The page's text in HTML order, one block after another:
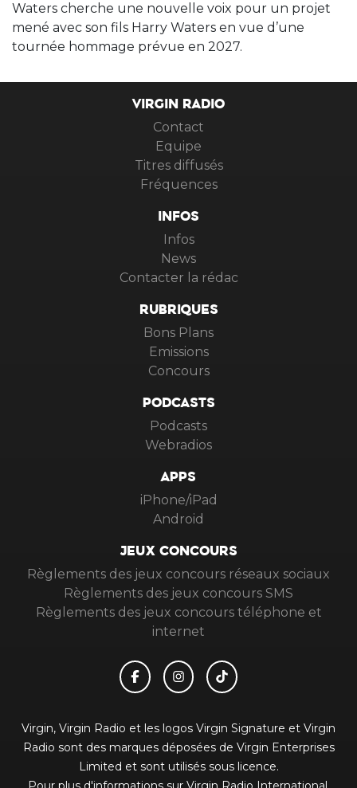
Waters cherche une nouvelle voix pour un projet
mené avec son fils Harry Waters en vue d’une
tournée hommage prévue en 2027.
VIRGIN RADIO
Contact
Equipe
Titres diffusés
Fréquences
INFOS
Infos
News
Contacter la rédac
RUBRIQUES
Bons Plans
Emissions
Concours
PODCASTS
Podcasts
Webradios
APPS
iPhone/iPad
Android
JEUX CONCOURS
Règlements des jeux concours réseaux sociaux
Règlements des jeux concours SMS
Règlements des jeux concours téléphone et
internet
Virgin, Virgin Radio et les logos Virgin Signature et Virgin
Radio sont des marques déposées de Virgin Enterprises
Limited et sont utilisés sous licence.